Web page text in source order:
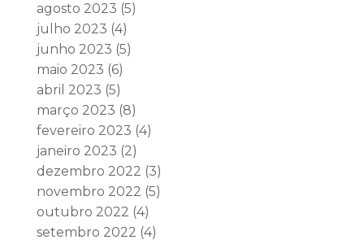
agosto 2023 (5)
julho 2023 (4)
junho 2023 (5)
maio 2023 (6)
abril 2023 (5)
março 2023 (8)
fevereiro 2023 (4)
janeiro 2023 (2)
dezembro 2022 (3)
novembro 2022 (5)
outubro 2022 (4)
setembro 2022 (4)